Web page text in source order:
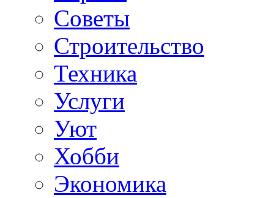
Советы
Строительство
Техника
Услуги
Уют
Хобби
Экономика